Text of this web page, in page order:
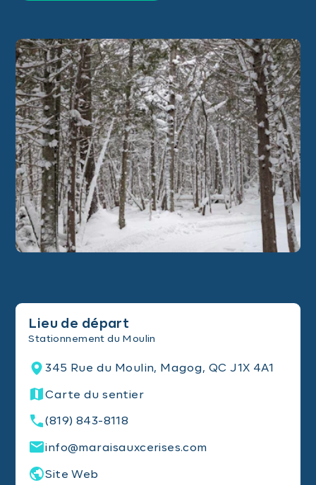
Lieu de départ
Stationnement du Moulin
345 Rue du Moulin, Magog, QC J1X 4A1
Carte du sentier
(819) 843-8118
info@maraisauxcerises.com
Site Web